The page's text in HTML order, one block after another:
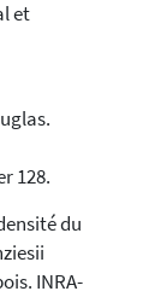
et
128.
du
INRA-